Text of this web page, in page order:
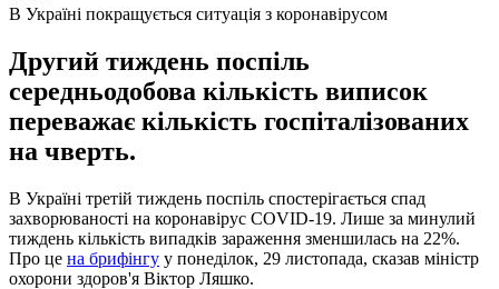
В Україні покращується ситуація з коронавірусом
Другий тиждень поспіль
середньодобова кількість виписок
переважає кількість госпіталізованих
на чверть.
В Україні третій тиждень поспіль спостерігається спад
захворюваності на коронавірус COVID-19. Лише за минулий
тиждень кількість випадків зараження зменшилась на 22%.
Про це на брифінгу у понеділок, 29 листопада, сказав міністр
охорони здоров'я Віктор Ляшко.